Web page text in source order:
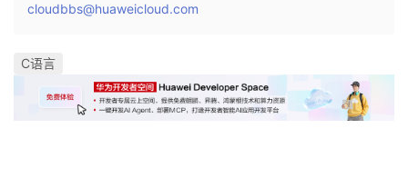
cloudbbs@huaweicloud.com
C语言